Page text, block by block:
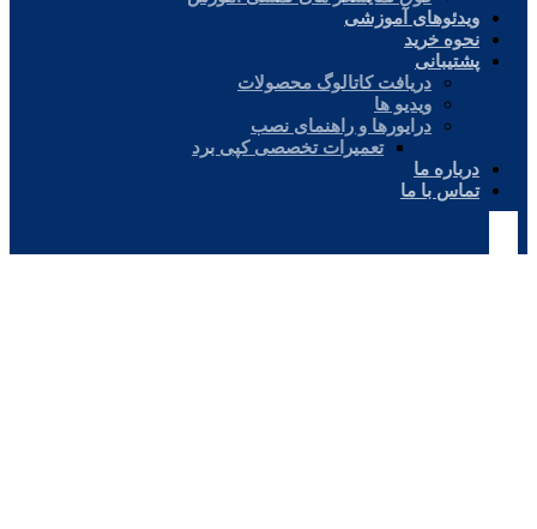
ویدئوهای آموزشی
نحوه خرید
پشتیبانی
دریافت کاتالوگ محصولات
ویدیو ها
درایورها و راهنمای نصب
تعمیرات تخصصی کپی برد
درباره ما
تماس با ما